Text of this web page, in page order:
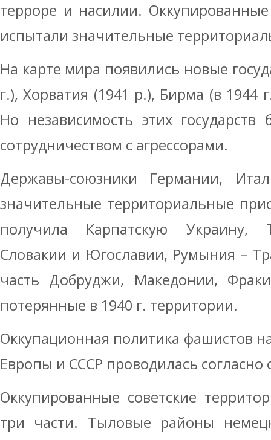
терроре и насилии.
испытали значительные
На карте мира появились новые
г.), Хорватия (1941 p.), Бирма (в 1944
Но независимость этих государств
сотрудничеством с агрессорами.
Державы-союзники Германии,
значительные территориальные
получила Карпатскую Украину,
Словакии и Югославии, Румыния –
часть Добруджи, Македонии,
потерянные в 1940 г. территории.
Оккупационная политика фашистов
Европы и СССР проводилась согласно
Оккупированные советские
три части. Тыловые районы